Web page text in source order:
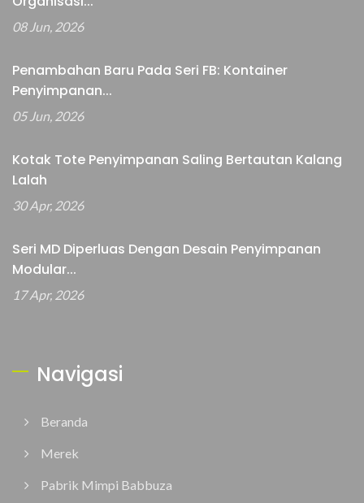
08 Jun, 2026
Penambahan Baru Pada Seri FB: Kontainer
Penyimpanan...
05 Jun, 2026
Kotak Tote Penyimpanan Saling Bertautan Kalang
Lalah
30 Apr, 2026
Seri MD Diperluas Dengan Desain Penyimpanan
Modular...
17 Apr, 2026
Navigasi
Beranda
Merek
Pabrik Mimpi Babbuza